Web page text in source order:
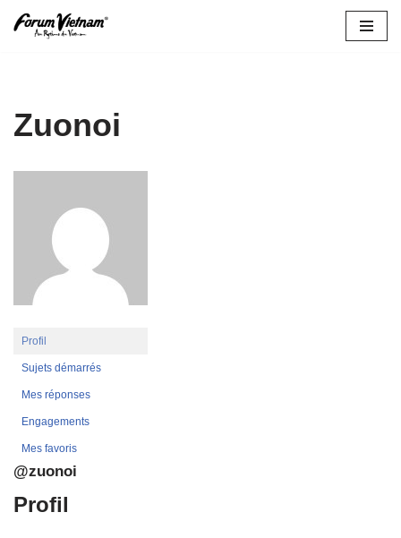
Zuonoi
Profil
Sujets démarrés
Mes réponses
Engagements
Mes favoris
@zuonoi
Profil